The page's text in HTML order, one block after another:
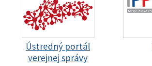
Ústredný portál
verejnej správy